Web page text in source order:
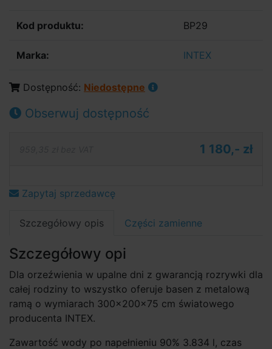
Kod produktu: BP29
Marka: INTEX
Dostępność: Niedostępne
Obserwuj dostępność
1 180,- zł
Zapytaj sprzedawcę
Szczegółowy opis Części zamienne
Szczegółowy opi
Dla orzeźwienia w upalne dni z gwarancją rozrywki dla
całej rodziny to wszystko oferuje basen z metalową
ramą o wymiarach 300×200×75 cm światowego
producenta INTEX.
Zawartość wody po napełnieniu 90% 3.834 l, czas